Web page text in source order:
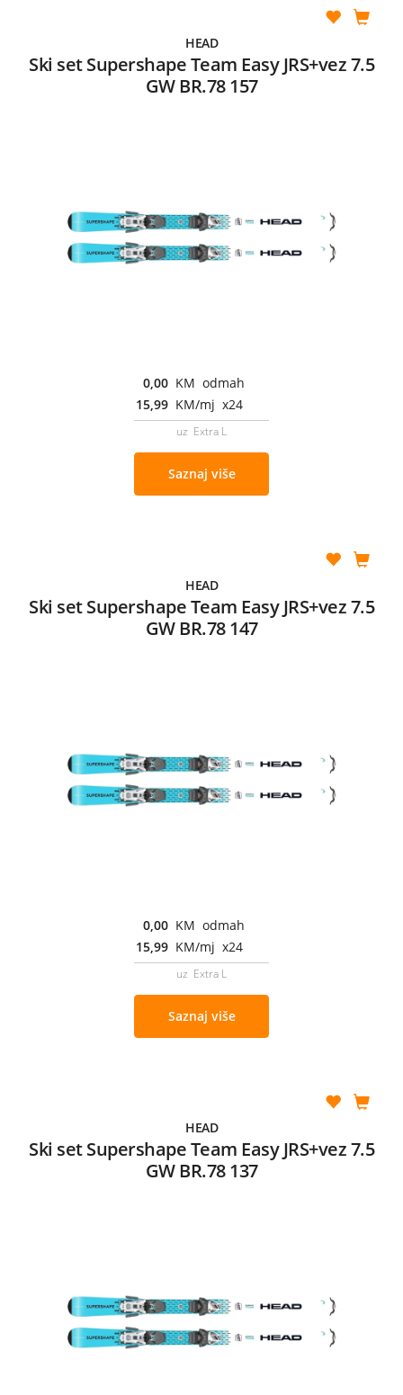
HEAD
Ski set Supershape Team Easy JRS+vez 7.5
GW BR.78 157
0,00 KM odmah
15,99 KM/mj x24
uz Extra L
Saznaj više
HEAD
Ski set Supershape Team Easy JRS+vez 7.5
GW BR.78 147
0,00 KM odmah
15,99 KM/mj x24
uz Extra L
Saznaj više
HEAD
Ski set Supershape Team Easy JRS+vez 7.5
GW BR.78 137